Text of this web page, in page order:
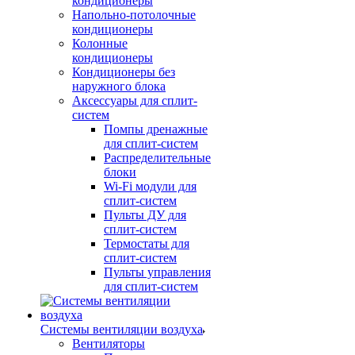
Напольно-потолочные
кондиционеры
Колонные
кондиционеры
Кондиционеры без
наружного блока
Аксессуары для сплит-
систем
Помпы дренажные
для сплит-систем
Распределительные
блоки
Wi-Fi модули для
сплит-систем
Пульты ДУ для
сплит-систем
Термостаты для
сплит-систем
Пульты управления
для сплит-систем
Системы вентиляции воздуха
Вентиляторы